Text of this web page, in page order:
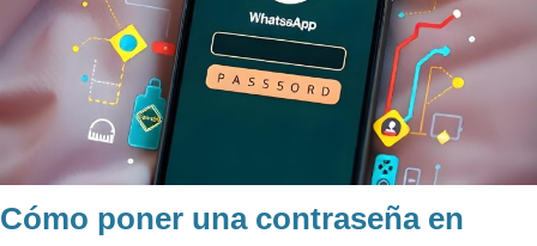
Cómo poner una contraseña en